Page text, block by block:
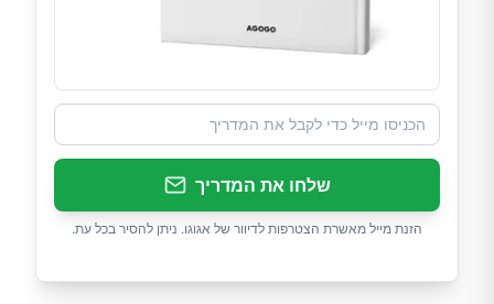
שלחו את המדריך
הזנת מייל מאשרת הצטרפות לדיוור של אגוגו. ניתן להסיר בכל עת.